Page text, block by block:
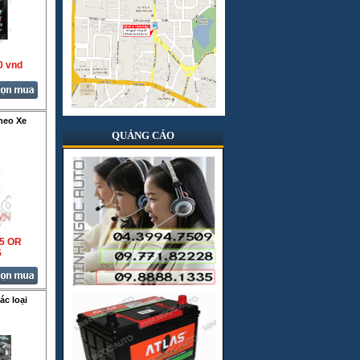
vnd
Xe
OR
loại
Hologen
Hong kong
Infinity
Italia
Japan
Jenka
JVC
JVJ
Korea
Kovan
Lifepro
Lốp BridGestone
Lốp Dunlop
Lốp Kumho Hàn Quốc
QUẢNG CÁO